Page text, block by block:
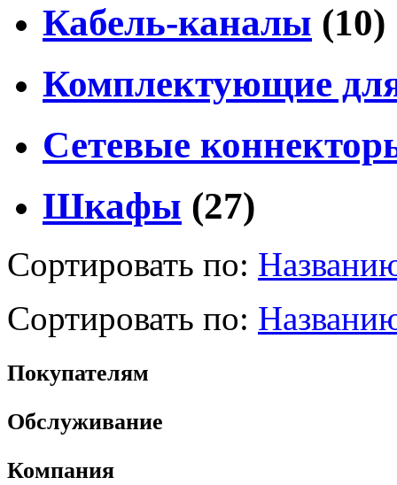
Кабель-каналы (10)
Комплектующие
Сетевые
Шкафы (27)
Сортировать по:
Сортировать по:
Покупателям
Обслуживание
Компания